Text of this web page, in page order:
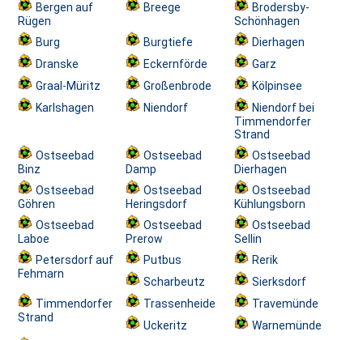
Bergen auf
Rügen
Breege
Brodersby-
Schönhagen
Burg
Burgtiefe
Dierhagen
Dranske
Eckernförde
Garz
Graal-Müritz
Großenbrode
Kölpinsee
Karlshagen
Niendorf
Niendorf bei
Timmendorfer
Strand
Ostseebad
Binz
Ostseebad
Damp
Ostseebad
Dierhagen
Ostseebad
Göhren
Ostseebad
Heringsdorf
Ostseebad
Kühlungsborn
Ostseebad
Laboe
Ostseebad
Prerow
Ostseebad
Sellin
Petersdorf auf
Fehmarn
Putbus
Rerik
Scharbeutz
Sierksdorf
Timmendorfer
Strand
Trassenheide
Travemünde
Uckeritz
Warnemünde